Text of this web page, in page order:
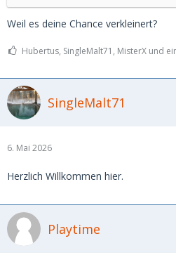
Weil es deine Chance verkleinert?
Hubertus, SingleMalt71, MisterX und
SingleMalt71
6. Mai 2026
Herzlich Willkommen hier.
Playtime